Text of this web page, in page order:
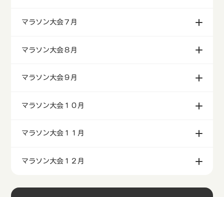
マラソン大会７月
マラソン大会８月
マラソン大会９月
マラソン大会１０月
マラソン大会１１月
マラソン大会１２月